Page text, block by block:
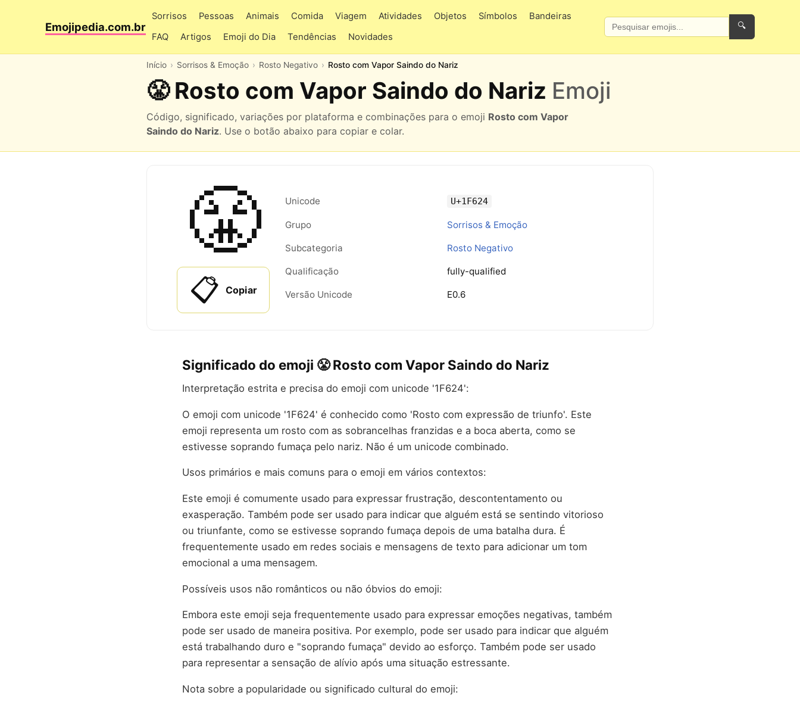
Emojipedia.com.br
Sorrisos Pessoas Animais Comida Viagem Atividades Objetos Símbolos
Bandeiras
FAQ
Artigos Emoji do Dia Tendências Novidades
🔍
Início Sorrisos & Emoção Rosto Negativo Rosto com Vapor Saindo do Nariz
😤 Rosto com Vapor Saindo do Nariz Emoji
Código, significado, variações por plataforma e combinações para o emoji Rosto com Vapor
Saindo do Nariz. Use o botão abaixo para copiar e colar.
😤
📋 Copiar
Unicode U+1F624
Grupo Sorrisos & Emoção
Subcategoria Rosto Negativo
Qualificação fully-qualified
Versão Unicode E0.6
Significado do emoji 😤 Rosto com Vapor Saindo do Nariz
Interpretação estrita e precisa do emoji com unicode '1F624':
O emoji com unicode '1F624' é conhecido como 'Rosto com expressão de triunfo'. Este
emoji representa um rosto com as sobrancelhas franzidas e a boca aberta, como se
estivesse soprando fumaça pelo nariz. Não é um unicode combinado.
Usos primários e mais comuns para o emoji em vários contextos:
Este emoji é comumente usado para expressar frustração, descontentamento ou
exasperação. Também pode ser usado para indicar que alguém está se sentindo vitorioso
ou triunfante, como se estivesse soprando fumaça depois de uma batalha dura. É
frequentemente usado em redes sociais e mensagens de texto para adicionar um tom
emocional a uma mensagem.
Possíveis usos não românticos ou não óbvios do emoji:
Embora este emoji seja frequentemente usado para expressar emoções negativas, também
pode ser usado de maneira positiva. Por exemplo, pode ser usado para indicar que alguém
está trabalhando duro e "soprando fumaça" devido ao esforço. Também pode ser usado
para representar a sensação de alívio após uma situação estressante.
Nota sobre a popularidade ou significado cultural do emoji: